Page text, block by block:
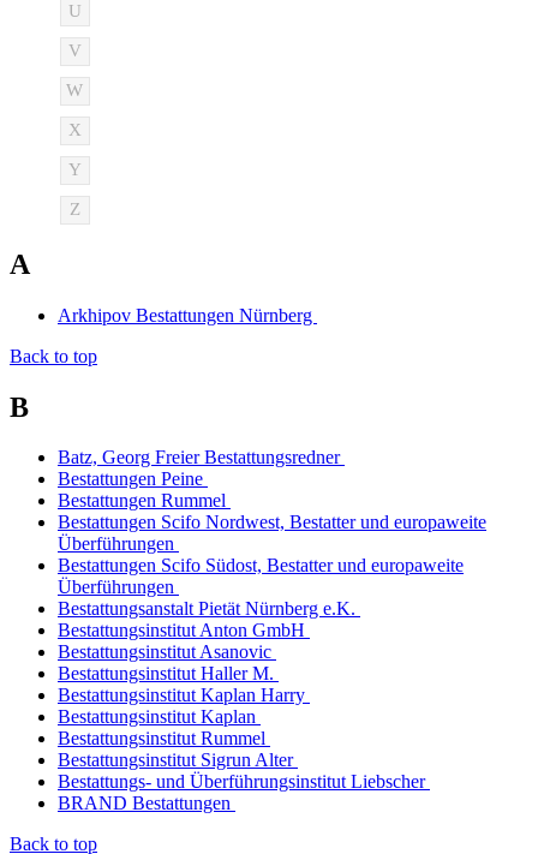
U
V
W
X
Y
Z
A
Arkhipov Bestattungen Nürnberg
Back to top
B
Batz, Georg Freier Bestattungsredner
Bestattungen Peine
Bestattungen Rummel
Bestattungen Scifo Nordwest, Bestatter und europaweite
Überführungen
Bestattungen Scifo Südost, Bestatter und europaweite
Überführungen
Bestattungsanstalt Pietät Nürnberg e.K.
Bestattungsinstitut Anton GmbH
Bestattungsinstitut Asanovic
Bestattungsinstitut Haller M.
Bestattungsinstitut Kaplan Harry
Bestattungsinstitut Kaplan
Bestattungsinstitut Rummel
Bestattungsinstitut Sigrun Alter
Bestattungs- und Überführungsinstitut Liebscher
BRAND Bestattungen
Back to top